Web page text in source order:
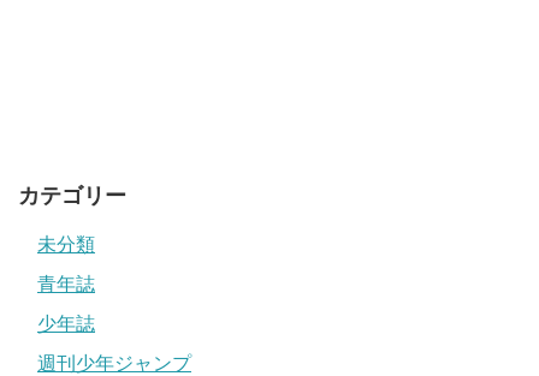
カテゴリー
未分類
青年誌
少年誌
週刊少年ジャンプ